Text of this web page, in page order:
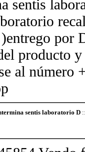
sentis
por
producto
al número
sentis laboratorio D::